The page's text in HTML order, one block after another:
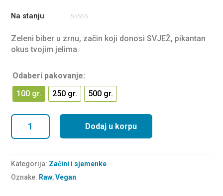
Na stanju
u
o
Zeleni biber u zrnu, začin koji donosi SVJEŽ, pikantan
okus tvojim jelima.
Odaberi pakovanje:
100 gr.
250 gr. 500 gr.
Zeleni
Dodaj u korpu
Kategorija: Začini i sjemenke
Oznake: Raw,Vegan